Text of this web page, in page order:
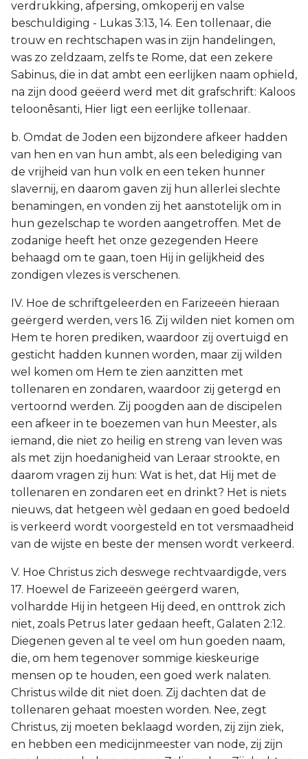
verdrukking, afpersing, omkoperij en valse
beschuldiging - Lukas 3:13, 14. Een tollenaar, die
trouw en rechtschapen was in zijn handelingen,
was zo zeldzaam, zelfs te Rome, dat een zekere
Sabinus, die in dat ambt een eerlijken naam ophield,
na zijn dood geëerd werd met dit grafschrift: Kaloos
teloonêsanti, Hier ligt een eerlijke tollenaar.
b. Omdat de Joden een bijzondere afkeer hadden
van hen en van hun ambt, als een belediging van
de vrijheid van hun volk en een teken hunner
slavernij, en daarom gaven zij hun allerlei slechte
benamingen, en vonden zij het aanstotelijk om in
hun gezelschap te worden aangetroffen. Met de
zodanige heeft het onze gezegenden Heere
behaagd om te gaan, toen Hij in gelijkheid des
zondigen vlezes is verschenen.
IV. Hoe de schriftgeleerden en Farizeeën hieraan
geërgerd werden, vers 16. Zij wilden niet komen om
Hem te horen prediken, waardoor zij overtuigd en
gesticht hadden kunnen worden, maar zij wilden
wel komen om Hem te zien aanzitten met
tollenaren en zondaren, waardoor zij getergd en
vertoornd werden. Zij poogden aan de discipelen
een afkeer in te boezemen van hun Meester, als
iemand, die niet zo heilig en streng van leven was
als met zijn hoedanigheid van Leraar strookte, en
daarom vragen zij hun: Wat is het, dat Hij met de
tollenaren en zondaren eet en drinkt? Het is niets
nieuws, dat hetgeen wèl gedaan en goed bedoeld
is verkeerd wordt voorgesteld en tot versmaadheid
van de wijste en beste der mensen wordt verkeerd.
V. Hoe Christus zich deswege rechtvaardigde, vers
17. Hoewel de Farizeeën geërgerd waren,
volhardde Hij in hetgeen Hij deed, en onttrok zich
niet, zoals Petrus later gedaan heeft, Galaten 2:12.
Diegenen geven al te veel om hun goeden naam,
die, om hem tegenover sommige kieskeurige
mensen op te houden, een goed werk nalaten.
Christus wilde dit niet doen. Zij dachten dat de
tollenaren gehaat moesten worden. Nee, zegt
Christus, zij moeten beklaagd worden, zij zijn ziek,
en hebben een medicijnmeester van node, zij zijn